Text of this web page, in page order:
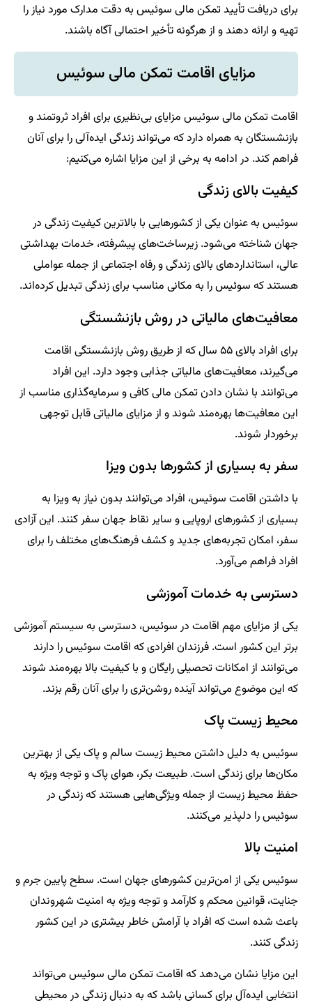
برای دریافت تأیید تمکن مالی سوئیس به دقت مدارک مورد نیاز را
تهیه و ارائه دهند و از هرگونه تأخیر احتمالی آگاه باشند.
مزایای اقامت تمکن مالی سوئیس
اقامت تمکن مالی سوئیس مزایای بی‌نظیری برای افراد ثروتمند و
بازنشستگان به همراه دارد که می‌تواند زندگی ایده‌آلی را برای آنان
فراهم کند. در ادامه به برخی از این مزایا اشاره می‌کنیم:
کیفیت بالای زندگی
سوئیس به عنوان یکی از کشورهایی با بالاترین کیفیت زندگی در
جهان شناخته می‌شود. زیرساخت‌های پیشرفته، خدمات بهداشتی
عالی، استانداردهای بالای زندگی و رفاه اجتماعی از جمله عواملی
هستند که سوئیس را به مکانی مناسب برای زندگی تبدیل کرده‌اند.
معافیت‌های مالیاتی در روش بازنشستگی
برای افراد بالای ۵۵ سال که از طریق روش بازنشستگی اقامت
می‌گیرند، معافیت‌های مالیاتی جذابی وجود دارد. این افراد
می‌توانند با نشان دادن تمکن مالی کافی و سرمایه‌گذاری مناسب از
این معافیت‌ها بهره‌مند شوند و از مزایای مالیاتی قابل توجهی
برخوردار شوند.
سفر به بسیاری از کشورها بدون ویزا
با داشتن اقامت سوئیس، افراد می‌توانند بدون نیاز به ویزا به
بسیاری از کشورهای اروپایی و سایر نقاط جهان سفر کنند. این آزادی
سفر، امکان تجربه‌های جدید و کشف فرهنگ‌های مختلف را برای
افراد فراهم می‌آورد.
دسترسی به خدمات آموزشی
یکی از مزایای مهم اقامت در سوئیس، دسترسی به سیستم آموزشی
برتر این کشور است. فرزندان افرادی که اقامت سوئیس را دارند
می‌توانند از امکانات تحصیلی رایگان و با کیفیت بالا بهره‌مند شوند
که این موضوع می‌تواند آینده روشن‌تری را برای آنان رقم بزند.
محیط زیست پاک
سوئیس به دلیل داشتن محیط زیست سالم و پاک یکی از بهترین
مکان‌ها برای زندگی است. طبیعت بکر، هوای پاک و توجه ویژه به
حفظ محیط زیست از جمله ویژگی‌هایی هستند که زندگی در
سوئیس را دلپذیر می‌کنند.
امنیت بالا
سوئیس یکی از امن‌ترین کشورهای جهان است. سطح پایین جرم و
جنایت، قوانین محکم و کارآمد و توجه ویژه به امنیت شهروندان
باعث شده است که افراد با آرامش خاطر بیشتری در این کشور
زندگی کنند.
این مزایا نشان می‌دهد که اقامت تمکن مالی سوئیس می‌تواند
انتخابی ایده‌آل برای کسانی باشد که به دنبال زندگی در محیطی